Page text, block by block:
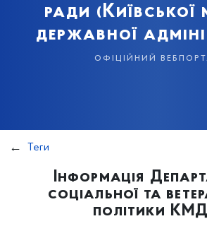
ради (Київської
державної
офіційний
Теги
Інформація
соціальної та
політики